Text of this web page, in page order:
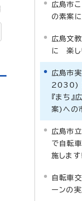
広島市
の素案
広島文
に 楽し
広島市
2030)
『まち』
案)への
広島市
で自転
施します!
自転車
ーンの